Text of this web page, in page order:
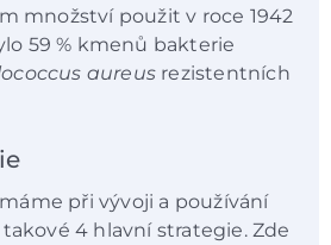
množství použit v roce 1942
59 % kmenů bakterie
aureus rezistentních
při vývoji a používání
4 hlavní strategie. Zde